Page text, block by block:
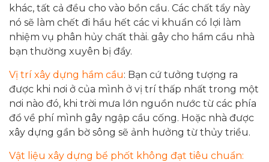
khác, tất cả đều cho vào bồn cầu. Các chất tẩy này
nó sẽ làm chết đi hầu hết các vi khuẩn có lợi làm
nhiệm vụ phân hủy chất thải. gây cho hầm cầu nhà
bạn thường xuyên bị đầy.
Vị trí xây dựng hầm cầu: Bạn cứ tưởng tượng ra
được khi nơi ở của mình ở vị trí thấp nhất trong một
nơi nào đó, khi trời mưa lớn nguồn nước từ các phía
đổ về phí mình gây ngập cầu cống. Hoặc nhà được
xây dựng gần bờ sông sẽ ảnh hưởng từ thủy triều.
Vật liệu xây dựng bể phốt không đạt tiêu chuẩn: